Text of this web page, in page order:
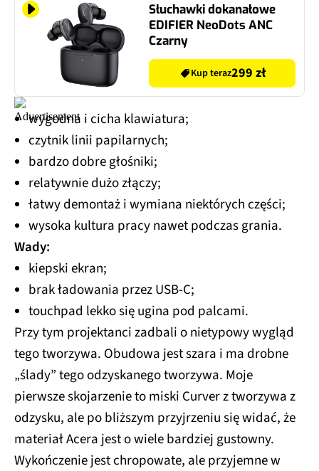
Słuchawki dokanałowe
EDIFIER NeoDots ANC
Czarny
Kup teraz299 zł
wygodna i cicha klawiatura;
czytnik linii papilarnych;
bardzo dobre głośniki;
relatywnie dużo złączy;
łatwy demontaż i wymiana niektórych części;
wysoka kultura pracy nawet podczas grania.
Wady:
kiepski ekran;
brak ładowania przez USB-C;
touchpad lekko się ugina pod palcami.
Przy tym projektanci zadbali o nietypowy wygląd
tego tworzywa. Obudowa jest szara i ma drobne
„ślady” tego odzyskanego tworzywa. Moje
pierwsze skojarzenie to miski Curver z tworzywa z
odzysku, ale po bliższym przyjrzeniu się widać, że
materiał Acera jest o wiele bardziej gustowny.
Wykończenie jest chropowate, ale przyjemne w